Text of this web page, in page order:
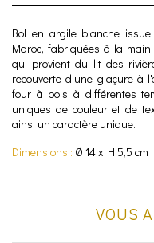
Bol en argile blanche
Maroc, fabriquées à la
qui provient du lit des
recouverte d'une glaçure à
four à bois à différentes
uniques de couleur et de
ainsi un caractère unique.
Dimensions : Ø 14 x H 5,5 cm
VOUS